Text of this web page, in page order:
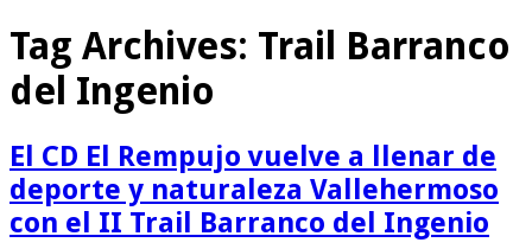
Tag Archives: Trail Barranco
del Ingenio
El CD El Rempujo vuelve a llenar de
deporte y naturaleza Vallehermoso
con el II Trail Barranco del Ingenio